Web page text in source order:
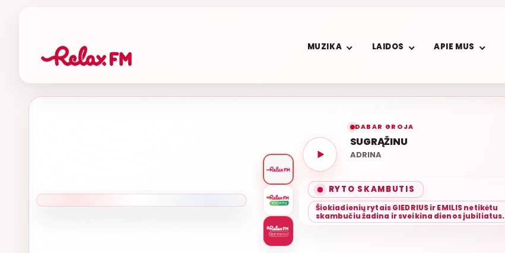
MUZIKA LAIDOS APIE MUS
DABAR GROJA
SUGRĄŽINU
ADRINA
RYTO SKAMBUTIS
Šiokiadienių rytais GIEDRIUS ir EMILIS netikėtu
skambučiu žadina ir sveikina dienos jubiliatus.